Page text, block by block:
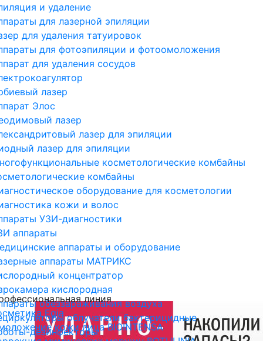
и удаление
для лазерной эпиляции
для удаления татуировок
для фотоэпиляции и фотоомоложения
для удаления сосудов
лазер
Элос
лазер
лазер для эпиляции
лазер для эпиляции
косметологические комбайны
комбайны
оборудование для косметологии
кожи и волос
УЗИ-диагностики
аппараты
аппараты и оборудование
аппараты МАТРИКС
концентратор
кислородная
обеззараживания воздуха
облучатели бактерицидные
дезинфекторы
линия
Egia
кожи лица BIOINTENSA